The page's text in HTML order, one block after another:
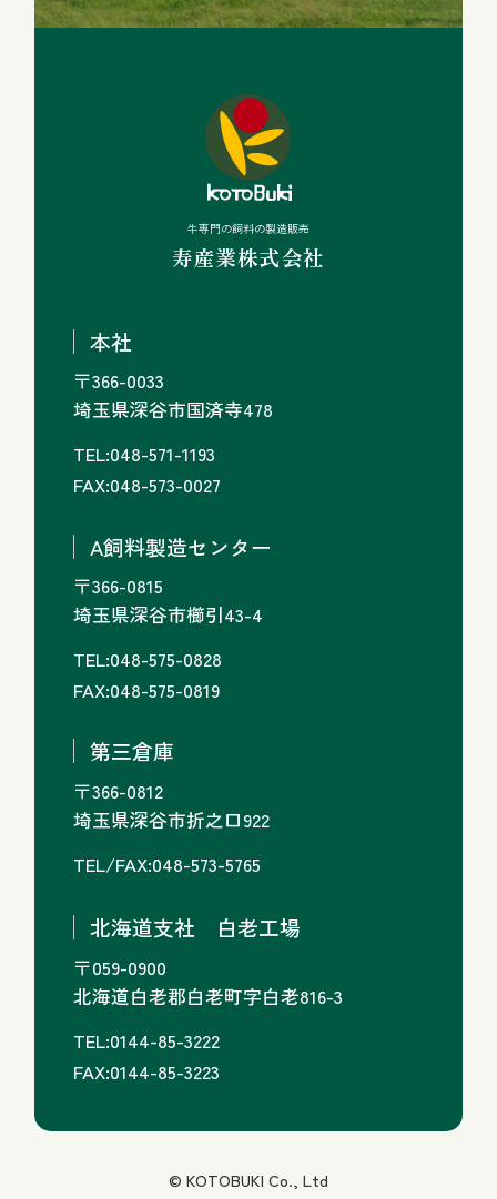
牛専門の飼料の製造販売
寿産業株式会社
本社
〒366-0033
埼玉県深谷市国済寺478
TEL:048-571-1193
FAX:048-573-0027
A飼料製造センター
〒366-0815
埼玉県深谷市櫛引43-4
TEL:048-575-0828
FAX:048-575-0819
第三倉庫
〒366-0812
埼玉県深谷市折之口922
TEL/FAX:048-573-5765
北海道支社 白老工場
〒059-0900
北海道白老郡白老町字白老816-3
TEL:0144-85-3222
FAX:0144-85-3223
© KOTOBUKI Co., Ltd